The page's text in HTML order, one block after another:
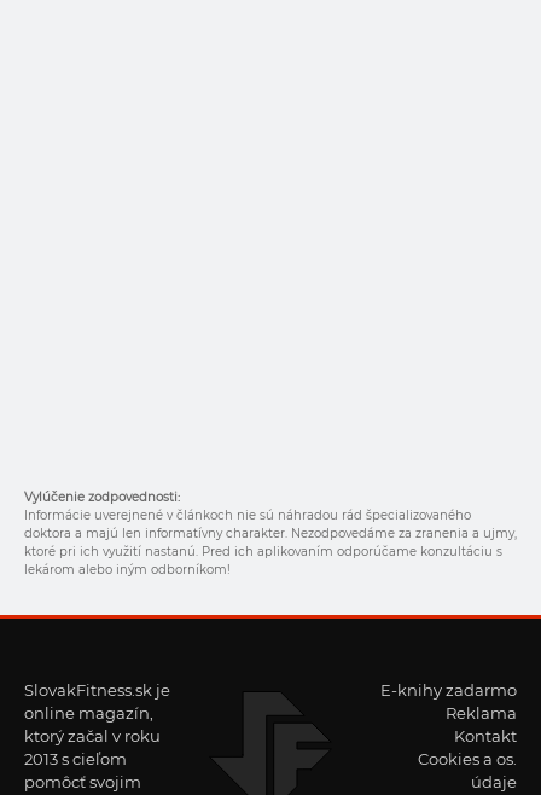
Vylúčenie zodpovednosti:
Informácie uverejnené v článkoch nie sú náhradou rád špecializovaného
doktora a majú len informatívny charakter. Nezodpovedáme za zranenia a ujmy,
ktoré pri ich využití nastanú. Pred ich aplikovaním odporúčame konzultáciu s
lekárom alebo iným odborníkom!
SlovakFitness.sk je
online magazín,
ktorý začal v roku
2013 s cieľom
pomôcť svojim
E-knihy zadarmo
Reklama
Kontakt
Cookies a os.
údaje